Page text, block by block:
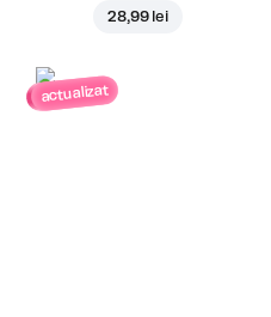
28,99 lei
actualizat